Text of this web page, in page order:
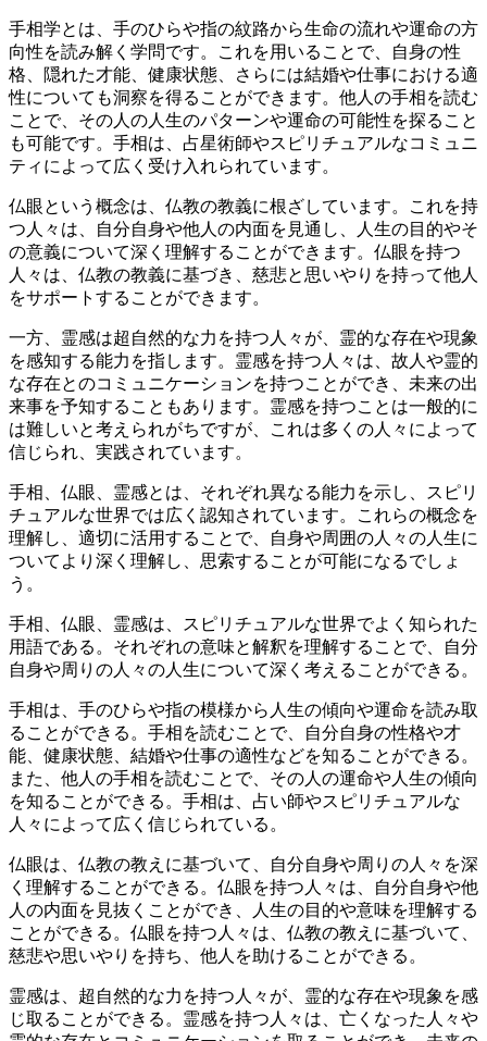
手相学とは、手のひらや指の紋路から生命の流れや運命の方
向性を読み解く学問です。これを用いることで、自身の性
格、隠れた才能、健康状態、さらには結婚や仕事における適
性についても洞察を得ることができます。他人の手相を読む
ことで、その人の人生のパターンや運命の可能性を探ること
も可能です。手相は、占星術師やスピリチュアルなコミュニ
ティによって広く受け入れられています。
仏眼という概念は、仏教の教義に根ざしています。これを持
つ人々は、自分自身や他人の内面を見通し、人生の目的やそ
の意義について深く理解することができます。仏眼を持つ
人々は、仏教の教義に基づき、慈悲と思いやりを持って他人
をサポートすることができます。
一方、霊感は超自然的な力を持つ人々が、霊的な存在や現象
を感知する能力を指します。霊感を持つ人々は、故人や霊的
な存在とのコミュニケーションを持つことができ、未来の出
来事を予知することもあります。霊感を持つことは一般的に
は難しいと考えられがちですが、これは多くの人々によって
信じられ、実践されています。
手相、仏眼、霊感とは、それぞれ異なる能力を示し、スピリ
チュアルな世界では広く認知されています。これらの概念を
理解し、適切に活用することで、自身や周囲の人々の人生に
ついてより深く理解し、思索することが可能になるでしょ
う。
手相、仏眼、霊感は、スピリチュアルな世界でよく知られた
用語である。それぞれの意味と解釈を理解することで、自分
自身や周りの人々の人生について深く考えることができる。
手相は、手のひらや指の模様から人生の傾向や運命を読み取
ることができる。手相を読むことで、自分自身の性格や才
能、健康状態、結婚や仕事の適性などを知ることができる。
また、他人の手相を読むことで、その人の運命や人生の傾向
を知ることができる。手相は、占い師やスピリチュアルな
人々によって広く信じられている。
仏眼は、仏教の教えに基づいて、自分自身や周りの人々を深
く理解することができる。仏眼を持つ人々は、自分自身や他
人の内面を見抜くことができ、人生の目的や意味を理解する
ことができる。仏眼を持つ人々は、仏教の教えに基づいて、
慈悲や思いやりを持ち、他人を助けることができる。
霊感は、超自然的な力を持つ人々が、霊的な存在や現象を感
じ取ることができる。霊感を持つ人々は、亡くなった人々や